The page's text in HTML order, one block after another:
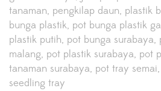
tanaman pengkilap daun plastik
bunga plastik pot bunga plastik
plastik putih pot bunga surabaya
malang pot plastik surabaya pot
tanaman surabaya pot tray semai
seedling tray